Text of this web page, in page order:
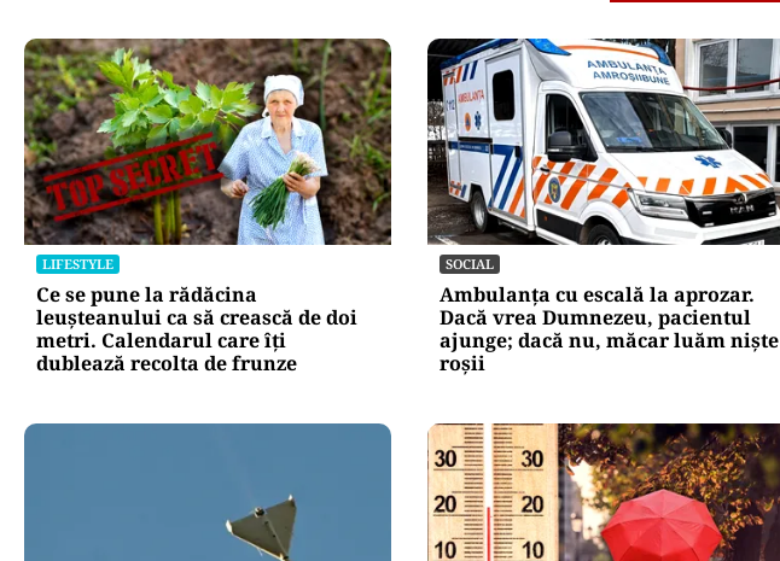
LIFESTYLE
Ce se pune la rădăcina
leușteanului ca să crească de doi
metri. Calendarul care îți
dublează recolta de frunze
SOCIAL
Ambulanța cu escală la aprozar.
Dacă vrea Dumnezeu, pacientul
ajunge; dacă nu, măcar luăm niște
roșii